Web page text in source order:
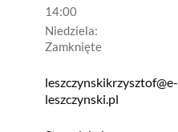
14:00
Niedziela:
Zamknięte
leszczynskikrzysztof@e-
leszczynski.pl